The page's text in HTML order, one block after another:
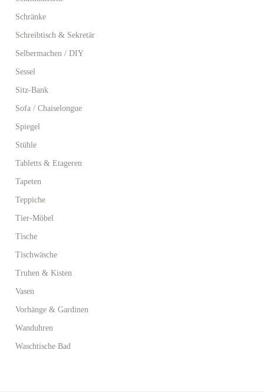
Schränke
Schreibtisch & Sekretär
Selbermachen / DIY
Sessel
Sitz-Bank
Sofa / Chaiselongue
Spiegel
Stühle
Tabletts & Etageren
Tapeten
Teppiche
Tier-Möbel
Tische
Tischwäsche
Truhen & Kisten
Vasen
Vorhänge & Gardinen
Wanduhren
Waschtische Bad